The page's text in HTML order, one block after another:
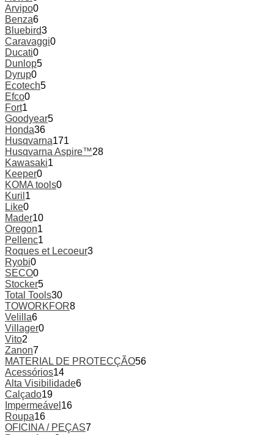
Arvipo0
Benza6
Bluebird3
Caravaggi0
Ducati0
Dunlop5
Dyrup0
Ecotech5
Efco0
Fort1
Goodyear5
Honda36
Husqvarna171
Husqvarna Aspire™28
Kawasaki1
Keeper0
KOMA tools0
Kuril 1
Like0
Mader10
Oregon1
Pellenc1
Roques et Lecoeur3
Ryobi0
SECO0
Stocker5
Total Tools30
TOWORKFOR8
Velilla6
Villager0
Vito2
Zanon7
MATERIAL DE PROTECÇÃO56
Acessórios14
Alta Visibilidade6
Calçado19
Impermeável 16
Roupa16
OFICINA / PEÇAS7